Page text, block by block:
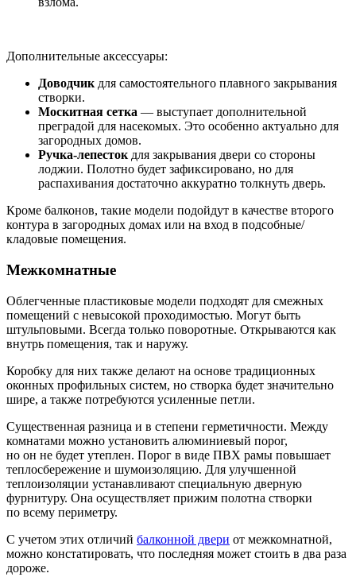
Дополнительные аксессуары:
Доводчик для самостоятельного плавного закрывания
створки.
Москитная сетка — выступает дополнительной
преградой для насекомых. Это особенно актуально для
загородных домов.
Ручка-лепесток для закрывания двери со стороны
лоджии. Полотно будет зафиксировано, но для
распахивания достаточно аккуратно толкнуть дверь.
Кроме балконов, такие модели подойдут в качестве второго
контура в загородных домах или на вход в подсобные/
кладовые помещения.
Межкомнатные
Облегченные пластиковые модели подходят для смежных
помещений с невысокой проходимостью. Могут быть
штульповыми. Всегда только поворотные. Открываются как
внутрь помещения, так и наружу.
Коробку для них также делают на основе традиционных
оконных профильных систем, но створка будет значительно
шире, а также потребуются усиленные петли.
Существенная разница и в степени герметичности. Между
комнатами можно установить алюминиевый порог,
но он не будет утеплен. Порог в виде ПВХ рамы повышает
теплосбережение и шумоизоляцию. Для улучшенной
теплоизоляции устанавливают специальную дверную
фурнитуру. Она осуществляет прижим полотна створки
по всему периметру.
С учетом этих отличий балконной двери от межкомнатной,
можно констатировать, что последняя может стоить в два раза
дороже.